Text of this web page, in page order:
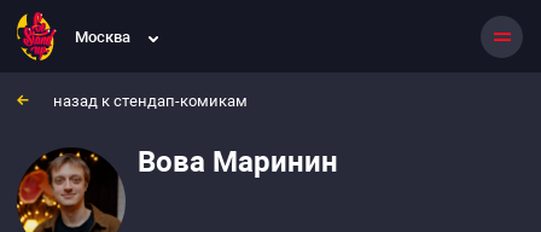
Москва
назад к стендап-комикам
Вова Маринин